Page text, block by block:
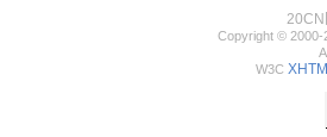
20CN
Copyright © 2000-
W3C